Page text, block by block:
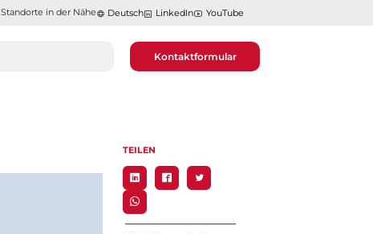
Standorte in der Nähe​​​​​​​ Deutsch LinkedIn YouTube
Kontaktformular
TEILEN